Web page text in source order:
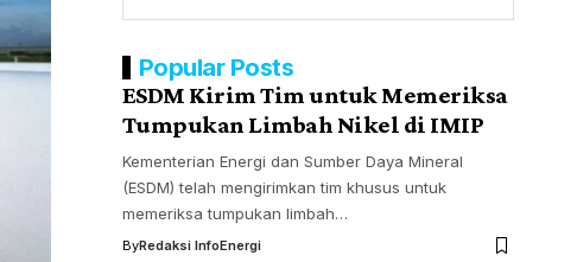
Popular Posts
ESDM Kirim Tim untuk Memeriksa
Tumpukan Limbah Nikel di IMIP
Kementerian Energi dan Sumber Daya Mineral
(ESDM) telah mengirimkan tim khusus untuk
memeriksa tumpukan limbah…
ByRedaksi InfoEnergi